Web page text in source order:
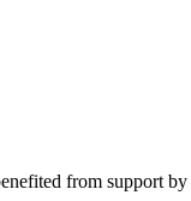
from support